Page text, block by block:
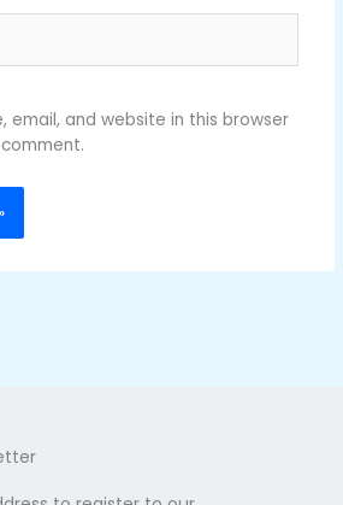
email, and website in this browser